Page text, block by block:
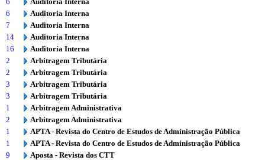
6
Auditoria Interna
7
Auditoria Interna
14
Auditoria Interna
16
Auditoria Interna
2
Arbitragem Tributária
2
Arbitragem Tributária
3
Arbitragem Tributária
3
Arbitragem Tributária
1
Arbitragem Administrativa
2
Arbitragem Administrativa
1
APTA - Revista do Centro de Estudos de Administração Pública
1
APTA - Revista do Centro de Estudos de Administração Pública
9
Aposta - Revista dos CTT